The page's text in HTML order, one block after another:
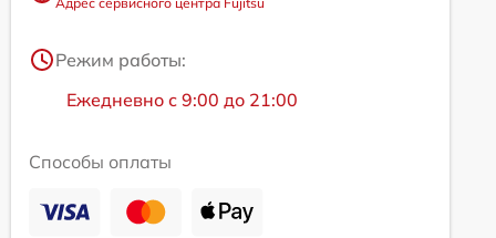
Режим работы:
Ежедневно с 9:00 до 21:00
Способы оплаты